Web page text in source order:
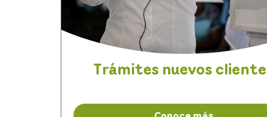
Trámites nuevos